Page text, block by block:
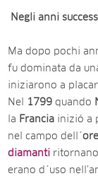
Negli anni
Ma dopo pochi
fu dominata da
iniziarono a
Nel
1799 quando
la Francia inizió a
nel campo dell´
diamanti
erano d´uso